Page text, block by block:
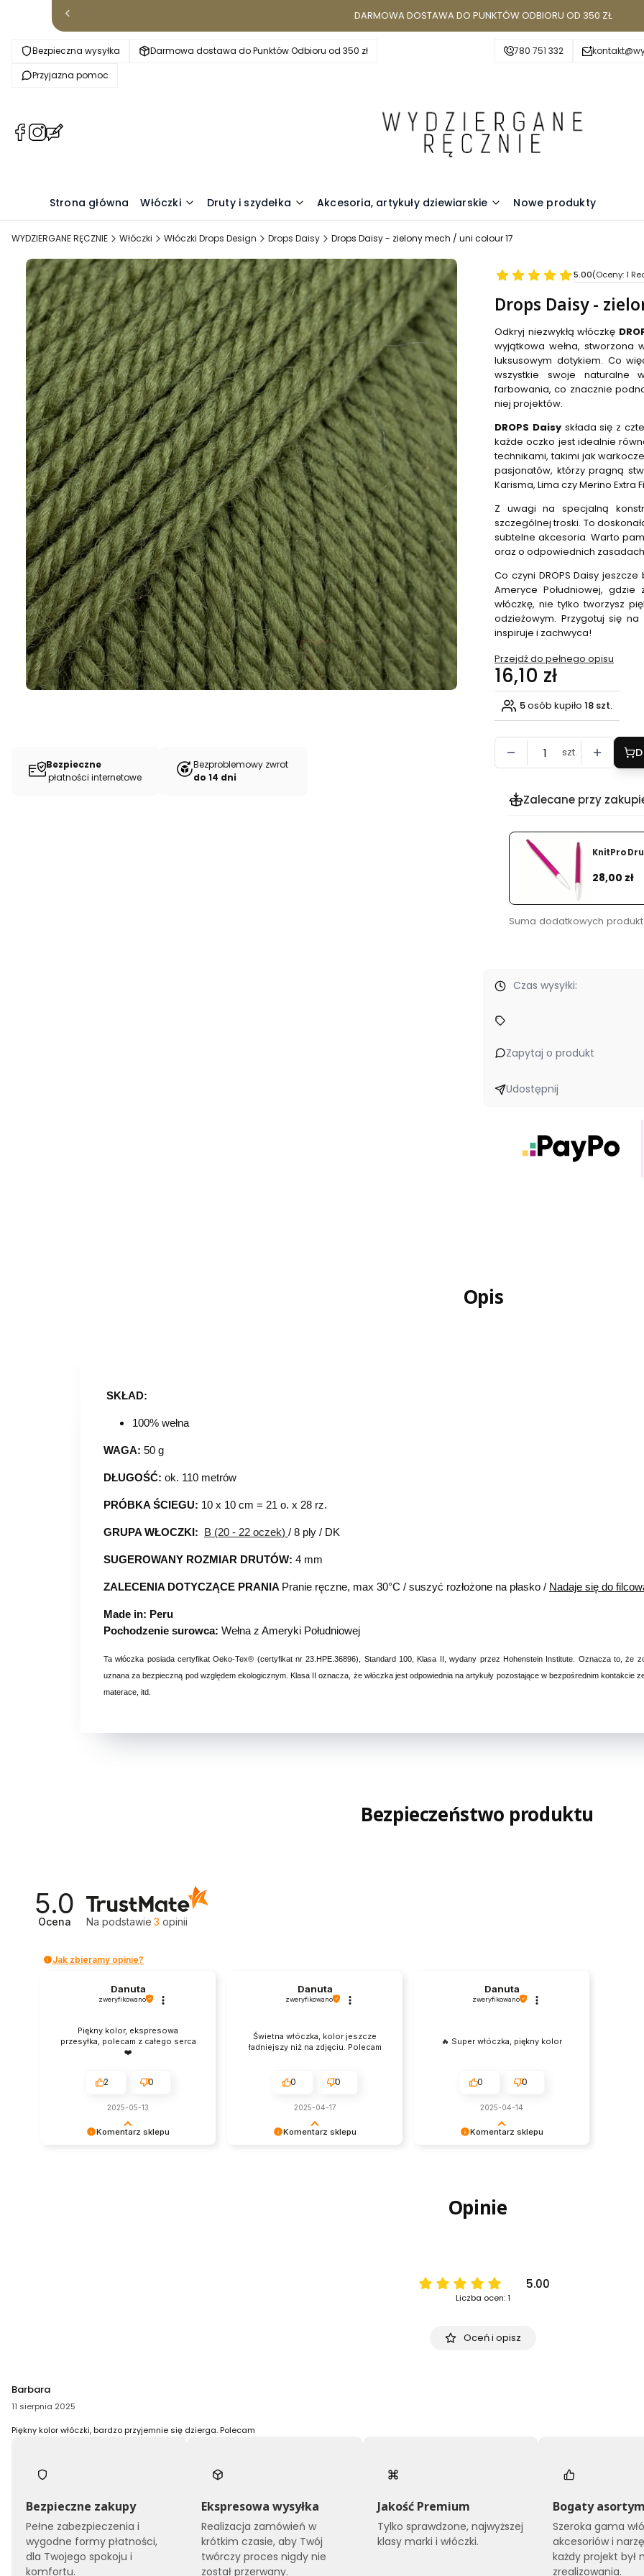
DARMOWA DOSTAWA DO PUNKTÓW ODBIORU OD 350 ZŁ
Bezpieczna wysyłka
Darmowa dostawa do Punktów Odbioru od 350 zł
Przyjazna pomoc
780 751 332
(Otwiera
karcie)
(Otwiera
karcie)
(Otwiera
karcie)
Strona główna Włóczki Druty i szydełka Akcesoria, artykuły dziewiarskie Nowe produkty
WYDZIERGANE RĘCZNIE Włóczki Włóczki Drops Design Drops Daisy Drops Daisy - zielony mech / uni colour 17
Bezpieczne
płatności internetowe
Bezproblemowy zwrot
do 14 dni
5.00(Oceny: 1
Przejdź do
Drops Daisy -
Odkryj niezwykłą włóczkę
wyjątkowa wełna, stworzona
luksusowym dotykiem. Co
wszystkie swoje naturalne
farbowania, co znacznie
niej projektów.
DROPS Daisyskłada się z
każde oczko jest idealnie
technikami, takimi jak
pasjonatów, którzy pragną
Karisma, Lima czy Merino Extra
Z uwagi na specjalną
szczególnej troski. To
subtelne akcesoria. Warto
oraz o odpowiednich
Co czyni DROPS Daisy
Ameryce Południowej,
włóczkę, nie tylko tworzysz
odzieżowym. Przygotuj się
inspiruje i zachwyca!
Przejdź do pełnego opisu
Cena
16,10 zł
5osób kupiło 18 szt.
szt.
Zalecane przy
KnitPro
Cena
28,00 zł
Suma dodatkowych
Czas wysyłki:
Zapytaj o produkt
Udostępnij
- bo wierzymy, że tworzenie powinno iść w parze z
Opis
SKŁAD:
100% wełna
WAGA: 50 g
DŁUGOŚĆ: ok. 110 metrów
PRÓBKA ŚCIEGU: 10 x 10 cm = 21 o. x 28 rz.
GRUPA WŁOCZKI: B (20 - 22 oczek) / 8 ply / DK
SUGEROWANY ROZMIAR DRUTÓW: 4 mm
ZALECENIA DOTYCZĄCE PRANIA Pranie ręczne, max 30°C / suszyć rozłożone na płasko / Nadaje się do
Made in: Peru
Pochodzenie surowca: Wełna z Ameryki Południowej
Ta włóczka posiada certyfikat Oeko-Tex® (certyfikat nr 23.HPE.36896), Standard 100, Klasa II, wydany przez Hohenstein Institute. Oznacza to, że
uznana za bezpieczną pod względem ekologicznym. Klasa II oznacza, że włóczka jest odpowiednia na artykuły pozostające w bezpośrednim
materace, itd.
Bezpieczeństwo produktu
5.0
Ocena Na podstawie 3 opinii
Jak zbieramy opinie?
Komentarz sklepu
Danuta
zweryfikowano
Piękny kolor, ekspresowa
przesyłka, polecam z całego serca
❤️
2 0
2025-05-13
Komentarz sklepu
Danuta
zweryfikowano
Świetna włóczka, kolor jeszcze
ładniejszy niż na zdjęciu. Polecam
0 0
2025-04-17
Komentarz sklepu
Danuta
zweryfikowano
🔥 Super włóczka, piękny kolor
0 0
2025-04-14
Opinie
5.00
Liczba ocen: 1
Oceń i opisz
Barbara
11 sierpnia 2025
Piękny kolor włóczki, bardzo przyjemnie się dzierga. Polecam
Bezpieczne zakupy
Pełne zabezpieczenia i
wygodne formy płatności,
dla Twojego spokoju i
komfortu.
Ekspresowa wysyłka
Realizacja zamówień w
krótkim czasie, aby Twój
twórczy proces nigdy nie
został przerwany.
Jakość Premium
Tylko sprawdzone, najwyższej
klasy marki i włóczki.
Bogaty
Szeroka gama
akcesoriów i
każdy projekt był
zrealizowania.